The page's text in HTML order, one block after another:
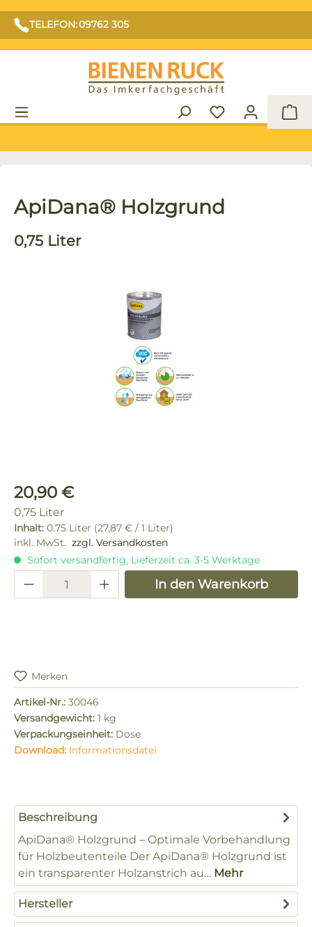
TELEFON: 09762 305
ApiDana® Holzgrund
0,75 Liter
Bildergalerie überspringen
Regulärer Preis:
20,90 €
0,75 Liter
Inhalt: 0.75 Liter (27,87 € / 1 Liter)
inkl. MwSt. zzgl. Versandkosten
Sofort versandfertig, Lieferzeit ca. 3-5 Werktage
Produkt Anzahl: Gib denIn den Warenkorb
Merken
Artikel-Nr.: 30046
Versandgewicht: 1 kg
Verpackungseinheit: Dose
Download: Informationsdatei
Beschreibung
ApiDana® Holzgrund – Optimale Vorbehandlung
für Holzbeutenteile Der ApiDana® Holzgrund ist
ein transparenter Holzanstrich au… Mehr
Hersteller